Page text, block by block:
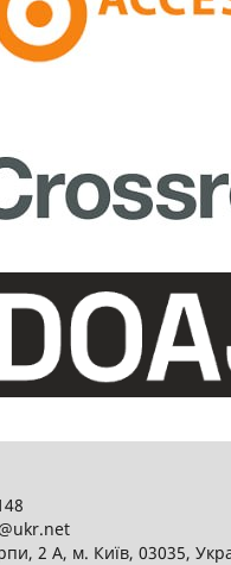
2 А, м. Київ, 03035,